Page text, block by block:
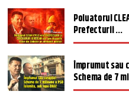
Poluatorul
Prefecturii ...
Împrumut sau
Schema de 7